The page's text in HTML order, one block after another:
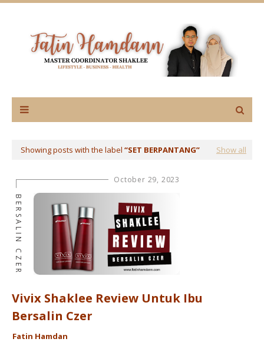
Showing posts with the label SET BERPANTANG Show all
October 29, 2023
BERSALIN CZER
Vivix Shaklee Review Untuk Ibu
Bersalin Czer
Fatin Hamdan